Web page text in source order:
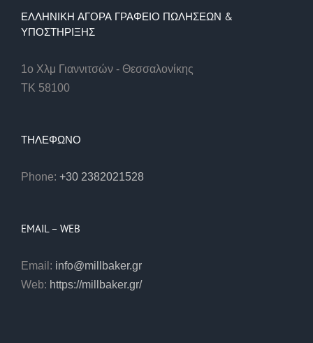
ΕΛΛΗΝΙΚΉ ΑΓΟΡΆ ΓΡΑΦΕΊΟ ΠΩΛΉΣΕΩΝ &
ΥΠΟΣΤΉΡΙΞΗΣ
1ο Χλμ Γιαννιτσών - Θεσσαλονίκης
ΤΚ 58100
ΤΗΛΕΦΩΝΟ
Phone: +30 2382021528
EMAIL – WEB
Email: info@millbaker.gr
Web: https://millbaker.gr/